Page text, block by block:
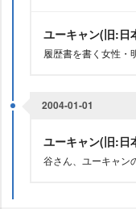
ユーキャン(旧:日
履歴書を書く女性・
2004-01-01
ユーキャン(旧:日
谷さん、ユーキャン